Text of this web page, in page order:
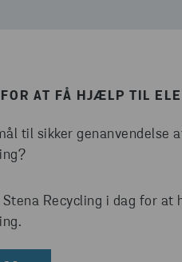
FOR AT FÅ HJÆLP TIL
til sikker
Recycling i dag for